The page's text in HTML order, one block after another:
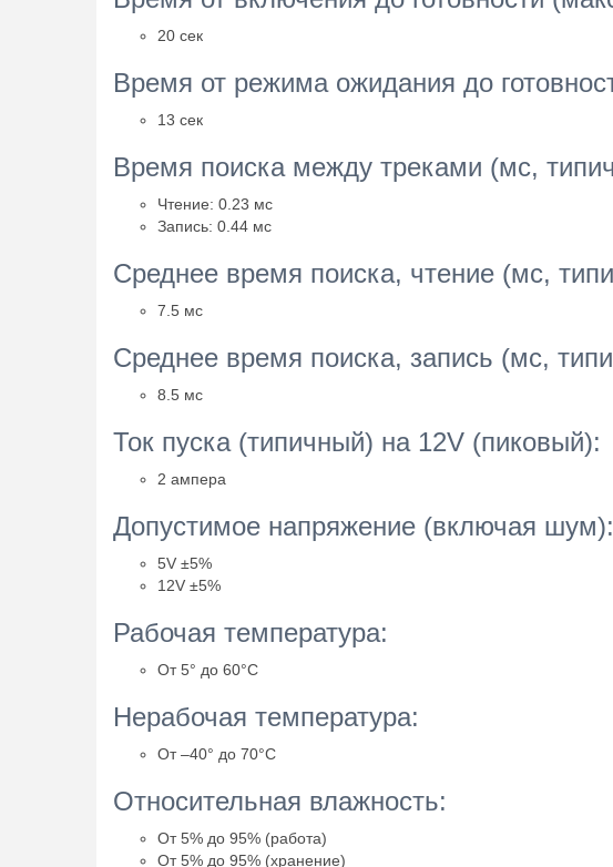
20 сек
Время от режима ожидания до
13 сек
Время поиска между треками (мс,
Чтение: 0.23 мс
Запись: 0.44 мс
Среднее время поиска, чтение (мс,
7.5 мс
Среднее время поиска, запись (мс,
8.5 мс
Ток пуска (типичный) на 12V (пиковый):
2 ампера
Допустимое напряжение (включая шум):
5V ±5%
12V ±5%
Рабочая температура:
От 5° до 60°C
Нерабочая температура:
От –40° до 70°C
Относительная влажность:
От 5% до 95% (работа)
От 5% до 95% (хранение)